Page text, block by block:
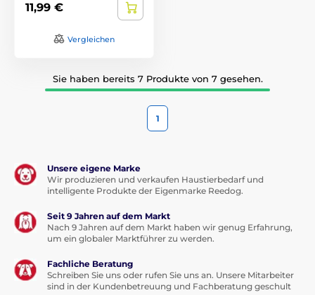
11,99 €
Vergleichen
Sie haben bereits 7 Produkte von 7 gesehen.
1
Unsere eigene Marke
Wir produzieren und verkaufen Haustierbedarf und
intelligente Produkte der Eigenmarke Reedog.
Seit 9 Jahren auf dem Markt
Nach 9 Jahren auf dem Markt haben wir genug Erfahrung,
um ein globaler Marktführer zu werden.
Fachliche Beratung
Schreiben Sie uns oder rufen Sie uns an. Unsere Mitarbeiter
sind in der Kundenbetreuung und Fachberatung geschult